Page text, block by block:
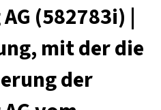
(582783i) |
mit der die
der